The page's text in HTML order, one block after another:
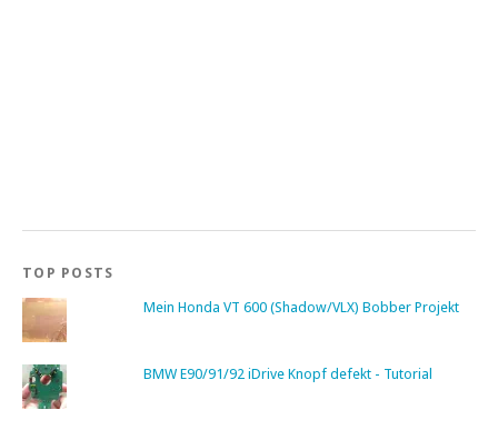
TOP POSTS
Mein Honda VT 600 (Shadow/VLX) Bobber Projekt
BMW E90/91/92 iDrive Knopf defekt - Tutorial